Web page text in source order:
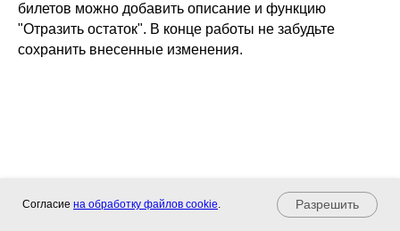
билетов можно добавить описание и функцию
"Отразить остаток". В конце работы не забудьте
сохранить внесенные изменения.
Согласие на обработку файлов cookie. Разрешить